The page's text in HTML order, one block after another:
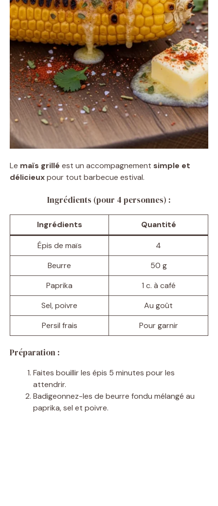
Le maïs grillé est un accompagnement simple et
délicieuxpour tout barbecue estival.
Ingrédients (pour 4 personnes) :
Ingrédients Quantité
Épis de maïs
4
Beurre
50 g
Paprika
1 c. à café
Sel, poivre
Au goût
Persil frais
Pour garnir
Préparation :
Faites bouillir les épis 5 minutes pour les
attendrir.
Badigeonnez-les de beurre fondu mélangé au
paprika, sel et poivre.